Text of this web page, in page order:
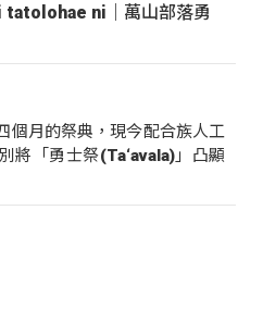
tatolohae ni｜萬山部落勇
個月的祭典，現今配合族人工
將「勇士祭(Ta‘avala)」凸顯